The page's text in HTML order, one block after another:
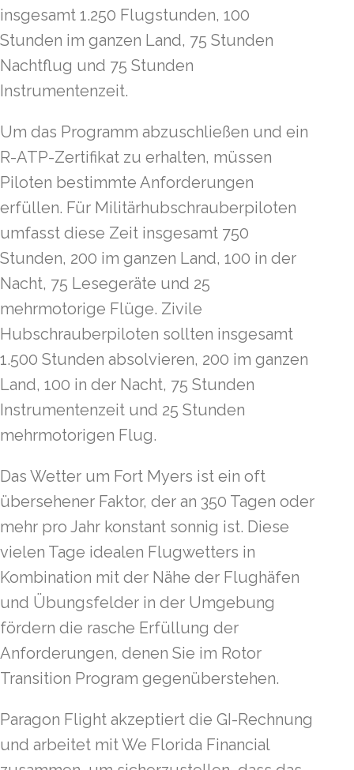
insgesamt 1.250 Flugstunden, 100
Stunden im ganzen Land, 75 Stunden
Nachtflug und 75 Stunden
Instrumentenzeit.
Um das Programm abzuschließen und ein
R-ATP-Zertifikat zu erhalten, müssen
Piloten bestimmte Anforderungen
erfüllen. Für Militärhubschrauberpiloten
umfasst diese Zeit insgesamt 750
Stunden, 200 im ganzen Land, 100 in der
Nacht, 75 Lesegeräte und 25
mehrmotorige Flüge. Zivile
Hubschrauberpiloten sollten insgesamt
1.500 Stunden absolvieren, 200 im ganzen
Land, 100 in der Nacht, 75 Stunden
Instrumentenzeit und 25 Stunden
mehrmotorigen Flug.
Das Wetter um Fort Myers ist ein oft
übersehener Faktor, der an 350 Tagen oder
mehr pro Jahr konstant sonnig ist. Diese
vielen Tage idealen Flugwetters in
Kombination mit der Nähe der Flughäfen
und Übungsfelder in der Umgebung
fördern die rasche Erfüllung der
Anforderungen, denen Sie im Rotor
Transition Program gegenüberstehen.
Paragon Flight akzeptiert die GI-Rechnung
und arbeitet mit We Florida Financial